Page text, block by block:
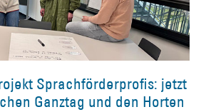
Sprachförderprofis: jetzt
Ganztag und den Horten